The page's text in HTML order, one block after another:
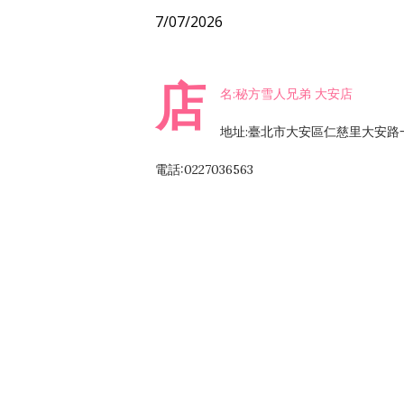
7/07/2026
店 名:秘方雪人兄弟 大安店
地址:臺北市大安區仁慈里大安路
電話:0227036563